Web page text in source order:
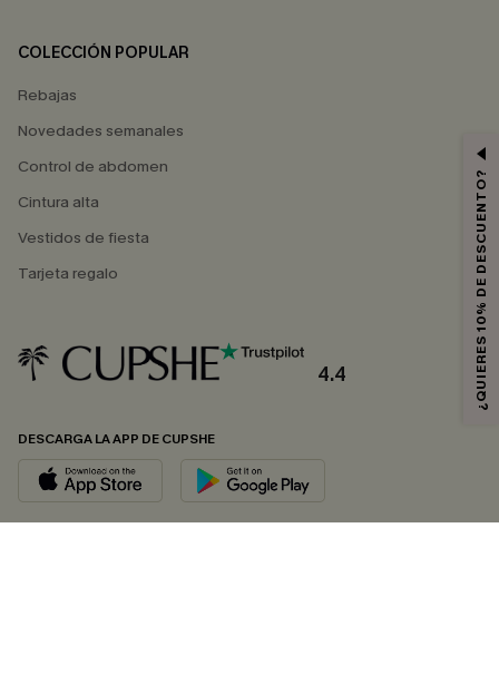
COLECCIÓN POPULAR
Rebajas
Novedades semanales
Control de abdomen
Cintura alta
Vestidos de fiesta
Tarjeta regalo
4.4
DESCARGA LA APP DE CUPSHE
¿QUIERES 10% DE DESCUENTO?